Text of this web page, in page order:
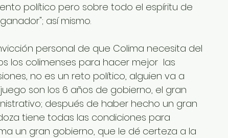
político pero sobre todo el espíritu de
así mismo.
personal de que Colima necesita del
los colimenses para hacer mejor  las
no es un reto político, alguien va a
son los 6 años de gobierno, el gran
después de haber hecho un gran
tiene todas las condiciones para
un gran gobierno, que le dé certeza a la